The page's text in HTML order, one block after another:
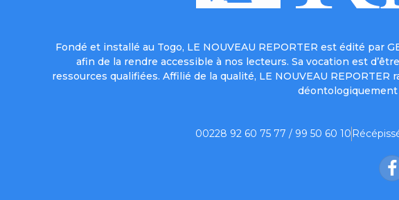
Fondé et installé au Togo, LE NOUVEAU REPORTER est édité par
afin de la rendre accessible à nos lecteurs. Sa vocation est
ressources qualifiées. Affilié de la qualité, LE NOUVEAU
déontologiquement
00228 92 60 75 77 / 99 50 60 10